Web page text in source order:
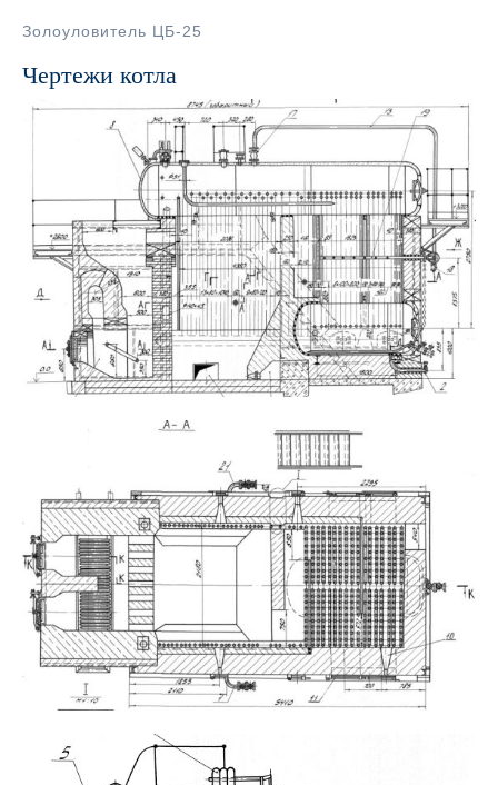
Золоуловитель ЦБ-25
Чертежи котла